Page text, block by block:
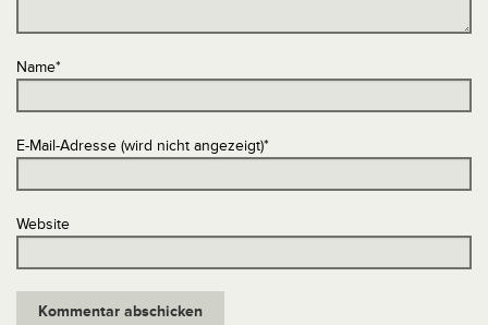
Name*
E-Mail-Adresse (wird nicht angezeigt)*
Website